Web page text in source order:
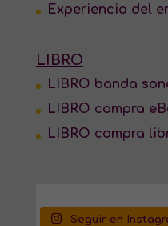
Experiencia del
LIBRO
LIBRO banda
LIBRO compra
LIBRO compra
Seguir en